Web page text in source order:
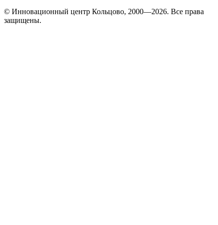
© Инновационный центр Кольцово, 2000—2026. Все права
защищены.